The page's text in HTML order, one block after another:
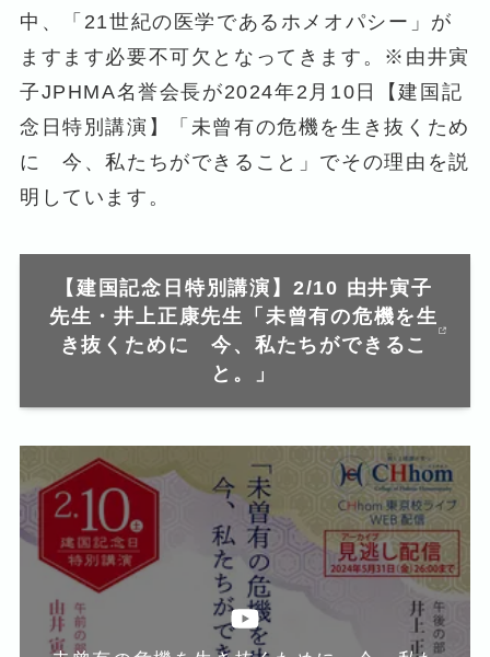
中、「21世紀の医学であるホメオパシー」が
ますます必要不可欠となってきます。※由井寅
子JPHMA名誉会長が2024年2月10日【建国記
念日特別講演】「未曾有の危機を生き抜くため
に 今、私たちができること」でその理由を説
明しています。
【建国記念日特別講演】2/10 由井寅子
先生・井上正康先生「未曾有の危機を生
き抜くために 今、私たちができるこ
と。」